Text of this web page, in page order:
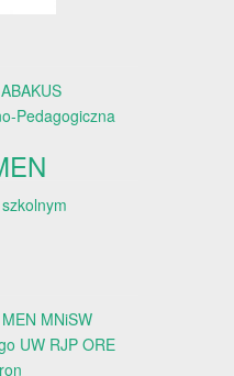
Pedagogiczna
MEN MNiSW
UW RJP ORE